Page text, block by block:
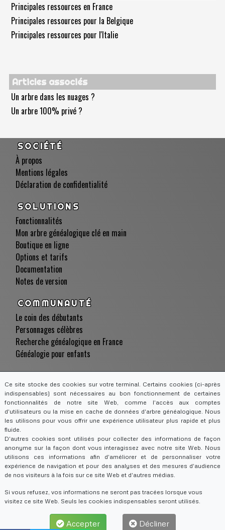
Principales ressources en France
Principales ressources pour la Belgique
Principales ressources pour l'Italie
Articles associés
Un arbre dans les nuages ?
Un arbre 100% privé ?
SOCIÉTÉ
À propos
Mentions légales
Déclaration de confidentialité
SOLUTIONS
Fonctionnalités
Mon arbre généalogique clé en main
Boutique en ligne
Options et tarifs
Documentation
Notes de version
COMMUNAUTÉ
Le coin des débutants
Personnages célèbres
Recherche généalogique en France
Généalogie pour enfants
Obtenir de l'aide
Chronique de la généalogie
LANGUES
English
Français
MILLENIUMTREE SARL. Tous droits
Ce site stocke des cookies sur votre terminal. Certains cookies (ci-après
indispensables) sont nécessaires au bon fonctionnement de certaines
fonctionnalités de notre site Web, comme l'accès aux comptes
d'utilisateurs ou la mise en cache de données d'arbre généalogique. Nous
les utilisons pour vous offrir une expérience utilisateur plus rapide et plus
fluide.
D'autres cookies sont utilisés pour collecter des informations de façon
anonyme sur la façon dont vous interagissez avec notre site Web. Nous
utilisons ces informations afin d'améliorer et de personnaliser votre
expérience de navigation et pour des analyses et des mesures d'audience
de nos visiteurs à la fois sur ce site Web et d'autres médias.
Si vous refusez, vos informations ne seront pas tracées lorsque vous
visitez ce site Web. Seuls les cookies indispensables seront utilisés.
Accepter Décliner